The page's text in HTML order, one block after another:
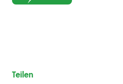
Teilen